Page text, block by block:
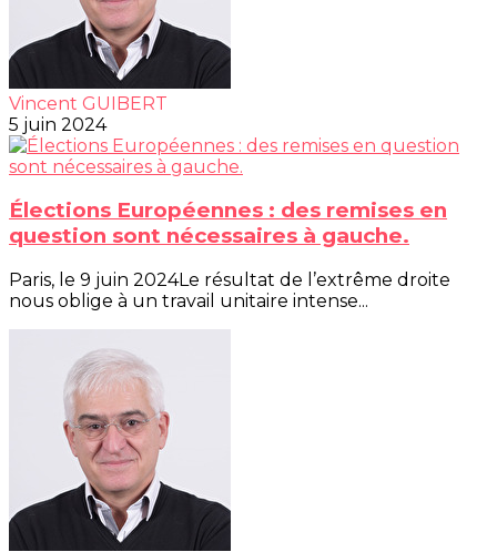
Vincent GUIBERT
5 juin 2024
Élections Européennes : des remises en
question sont nécessaires à gauche.
Paris, le 9 juin 2024Le résultat de l’extrême droite
nous oblige à un travail unitaire intense...